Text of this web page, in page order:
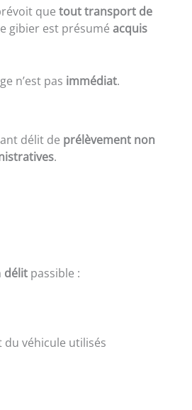
que tout transport de
gibier est présumé acquis
n’est pas immédiat.
délit de prélèvement non
.
délit passible :
du véhicule utilisés